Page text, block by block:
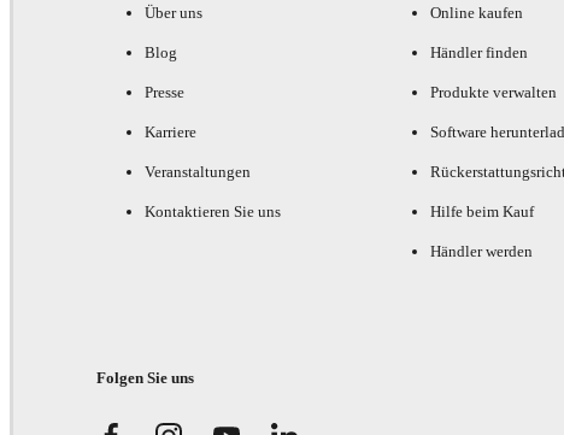
Über uns
Blog
Presse
Karriere
Veranstaltungen
Kontaktieren Sie uns
Online kaufen
Händler finden
Produkte verwalten
Software
Hilfe beim Kauf
Händler werden
Folgen Sie uns